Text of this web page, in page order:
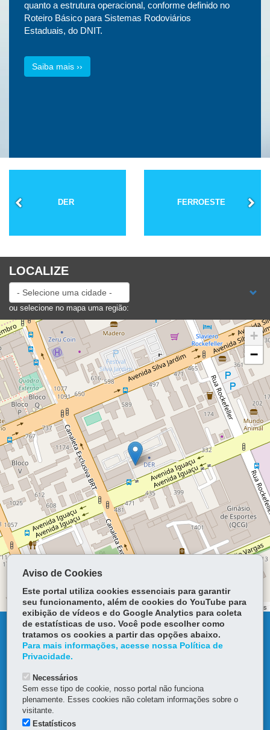
quanto a estrutura operacional, conforme definido no
Roteiro Básico para Sistemas Rodoviários
Estaduais, do DNIT.
Saiba mais ››
PORTAL BIM
LOCALIZE
ou selecione no mapa uma região:
+
−
Leaflet | ©OpenStreetMapcontributors | ©OpenStreetMapcontributors
MAPA DO SITE
DENUNCIE CORRUPÇÃO
OUVIDORIA
TRANSPARÊNCIA INSTITUCIONAL
Aviso de Cookies
Este portal utiliza cookies essenciais para garantir
seu funcionamento, além de cookies do YouTube para
exibição de vídeos e do Google Analytics para coleta
de estatísticas de uso. Você pode escolher como
tratamos os cookies a partir das opções abaixo.
Para mais informações, acesse nossa Política de
Privacidade.
Necessários
Sem esse tipo de cookie, nosso portal não funciona
plenamente. Esses cookies não coletam informações sobre o
visitante.
Estatísticos